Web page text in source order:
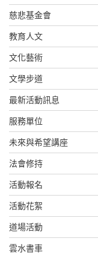
慈悲基金會
教育人文
文化藝術
文學步道
最新活動訊息
服務單位
未來與希望講座
法會修持
活動報名
活動花絮
道場活動
雲水書車